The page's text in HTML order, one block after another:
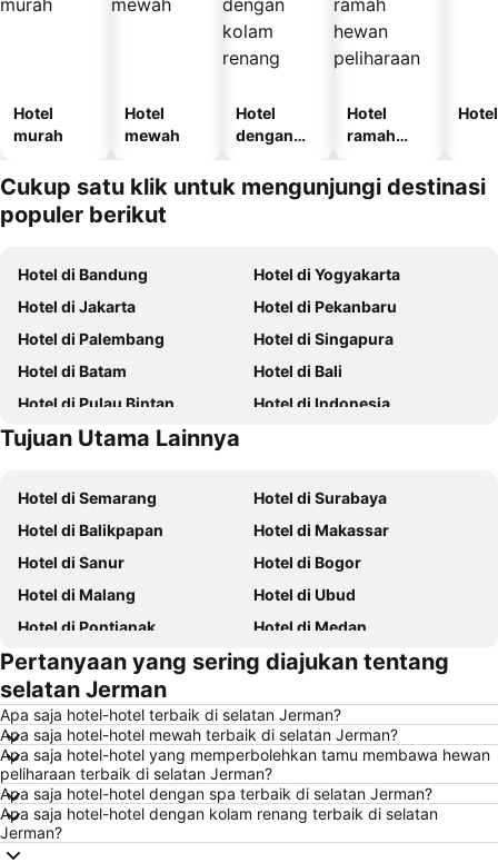
Hotel
murah
Hotel
mewah
Hotel
dengan
renang
Hotel
ramah
peliharaan
Cukup satu klik untuk mengunjungi destinasi
populer berikut
Hotel di Bandung
Hotel di Yogyakarta
Hotel di Jakarta
Hotel di Pekanbaru
Hotel di Palembang
Hotel di Singapura
Hotel di Batam
Hotel di Bali
Hotel di Pulau Bintan
Hotel di Indonesia
Hotel di Yogyakarta
Tujuan Utama Lainnya
Hotel di Semarang
Hotel di Surabaya
Hotel di Balikpapan
Hotel di Makassar
Hotel di Sanur
Hotel di Bogor
Hotel di Malang
Hotel di Ubud
Hotel di Pontianak
Hotel di Medan
Hotel di Pangandaran
Hotel di Kuala Lumpur
Hotel di Bekasi
Hotel di Surakarta
Hotel di Padang
Hotel di Kuta
Hotel di Singkawang
Hotel di Jambi
Hotel di Pulau Samosir
Hotel di Siprus
Hotel di Kauai
Hotel di Pulau Penang
Pertanyaan yang sering diajukan tentang
selatan Jerman
Apa saja hotel-hotel terbaik di selatan Jerman?
Apa saja hotel-hotel mewah terbaik di selatan Jerman?
Apa saja hotel-hotel yang memperbolehkan tamu membawa hewan
peliharaan terbaik di selatan Jerman?
Apa saja hotel-hotel dengan spa terbaik di selatan Jerman?
Apa saja hotel-hotel dengan kolam renang terbaik di selatan
Jerman?